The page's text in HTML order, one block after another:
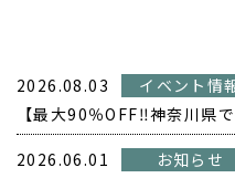
2026.08.03
イベント情
2026.06.01
お知らせ